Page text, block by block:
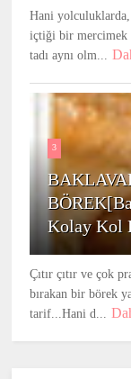
Hani
içtiği bir mercimek
tadı aynı olm...
3
Kolay Kol
Çıtır çıtır ve çok
bırakan bir börek
tarif...Hani d...